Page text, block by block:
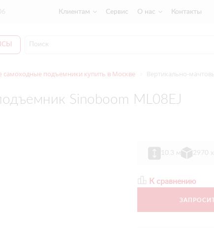
Клиентам Сервис О нас Контакты
самоходные подъемники купить в Москве Вертикально-
Sinoboom ML08EJ
10.3 м 2970
К сравнению